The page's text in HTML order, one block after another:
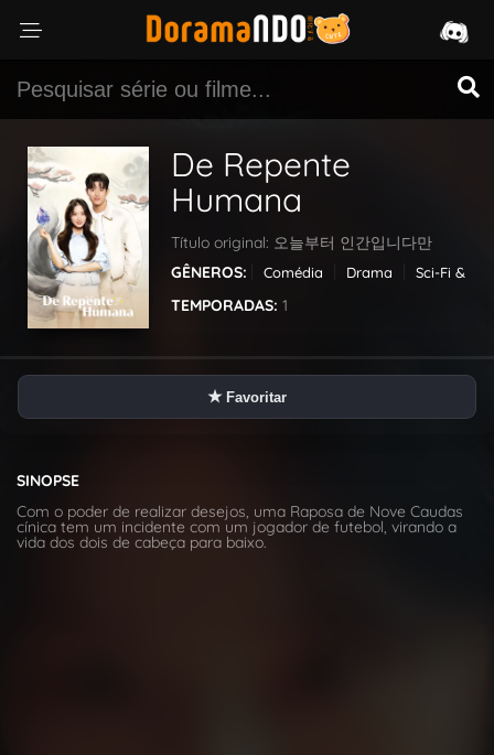
De Repente
Humana
Título original: 오늘부터 인간입니다만
GÊNEROS:
Comédia Drama
Sci-Fi &
TEMPORADAS: 1
★Favoritar
SINOPSE
Com o poder de realizar desejos, uma Raposa de Nove Caudas
cínica tem um incidente com um jogador de futebol, virando a
vida dos dois de cabeça para baixo.